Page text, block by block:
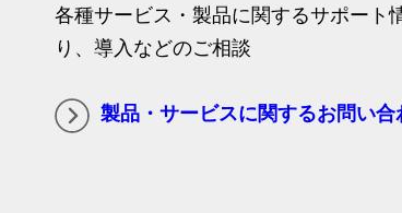
各種サービス・製品に関するサポート
り、導入などのご相談
製品・サービスに関するお問い合